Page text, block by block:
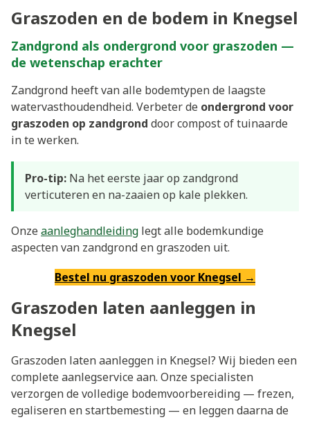
Graszoden en de bodem in Knegsel
Zandgrond als ondergrond voor graszoden —
de wetenschap erachter
Zandgrond heeft van alle bodemtypen de laagste
watervasthoudendheid. Verbeter de ondergrond voor
graszoden op zandgrond door compost of tuinaarde
in te werken.
Pro-tip: Na het eerste jaar op zandgrond
verticuteren en na-zaaien op kale plekken.
Onzeaanleghandleiding legt alle bodemkundige
aspecten van zandgrond en graszoden uit.
Bestel nu graszoden voor Knegsel →
Graszoden laten aanleggen in
Knegsel
Graszoden laten aanleggen in Knegsel? Wij bieden een
complete aanlegservice aan. Onze specialisten
verzorgen de volledige bodemvoorbereiding — frezen,
egaliseren en startbemesting — en leggen daarna de